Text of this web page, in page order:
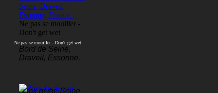
Ne pas se mouiller -
Don't get wet
Bord de Seine,
Draveil, Essonne.
Bank of the Seine,
Ne pas se mouiller - Don't get wet